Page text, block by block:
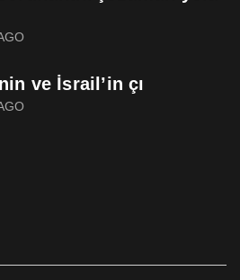
ve İsrail’in çı